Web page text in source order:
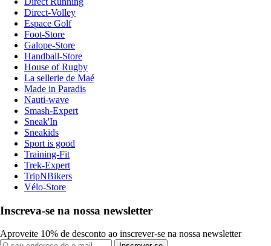
Direct-Volley
Espace Golf
Foot-Store
Galope-Store
Handball-Store
House of Rugby
La sellerie de Maé
Made in Paradis
Nauti-wave
Smash-Expert
Sneak'In
Sneakids
Sport is good
Training-Fit
Trek-Expert
TripNBikers
Vélo-Store
Inscreva-se na nossa newsletter
Aproveite 10% de desconto ao inscrever-se na nossa newsletter